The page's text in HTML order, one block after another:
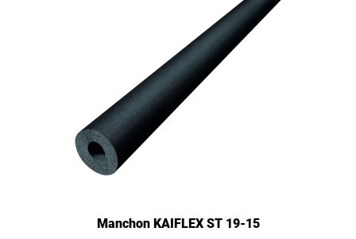
Manchon KAIFLEX ST 19-15